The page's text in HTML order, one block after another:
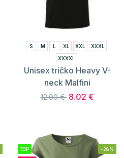
S M L XL XXL
XXXL
XXXXL
Unisex tričko Heavy V-
neck Malfini
12.00 € 8.02 €
TOP -28%